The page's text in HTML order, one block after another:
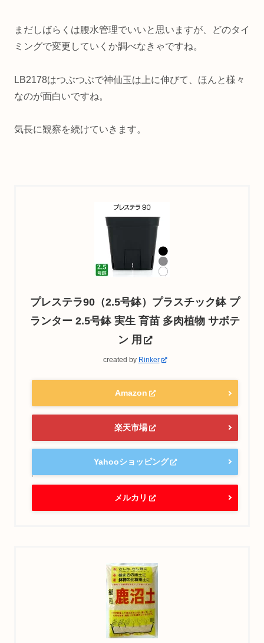
まだしばらくは腰水管理でいいと思いますが、どのタイ
ミングで変更していくか調べなきゃですね。
LB2178はつぶつぶで神仙玉は上に伸びて、ほんと様々
なのが面白いですね。
気長に観察を続けていきます。
プレステラ90（2.5号鉢）プラスチック鉢 プ
ランター 2.5号鉢 実生 育苗 多肉植物 サボテ
ン 用
created by Rinker
Amazon
楽天市場
Yahooショッピング
メルカリ